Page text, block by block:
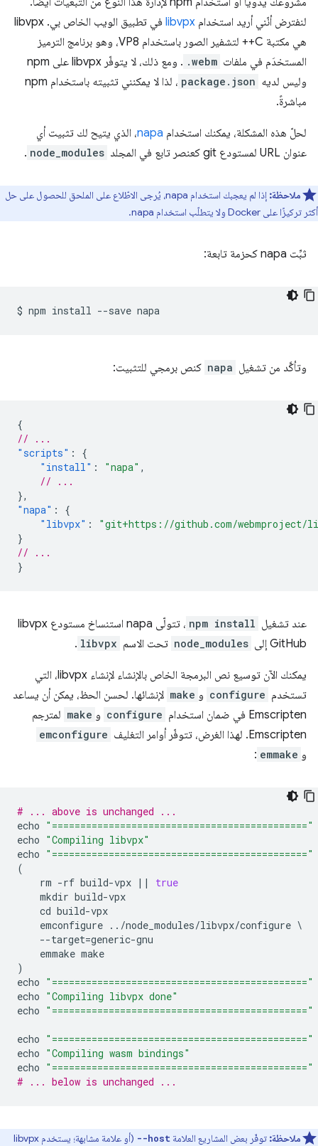
لنفترض أنّني أريد استخدام libvpx
في تطبيق الويب الخاص بي. ‏libvpx
هي مكتبة C++ لتشفير الصور باستخدام VP8، وهو برنامج الترميز
المستخدَم في ملفات .webm
. ومع ذلك، لا يتوفّر libvpx على npm
وليس لديه package.json
، لذا لا يمكنني تثبيته باستخدام npm
مباشرةً.
لحلّ هذه المشكلة، يمكنك استخدام napa، الذي يتيح لك تثبيت أي
عنوان URL لمستودع git كعنصر تابع في المجلد
node_modules
.
ملاحظة:
إذا لم يعجبك استخدام napa، يُرجى الاطّلاع على الملحق للحصول على حل
أكثر تركيزًا على Docker ولا يتطلّب استخدام napa.
ثبِّت napa كحزمة تابعة:
$ npm install --save
وتأكَّد من تشغيل napa كنص برمجي للتثبيت:
{
// ...
"scripts" :
{
"install" : "napa" ,
// ...
},
"napa" :
{
"libvpx" :
"git+https://github.com/webmproject/
}
// ...
}
عند تشغيل npm install
، تتولّى napa استنساخ مستودع libvpx
GitHub إلى
node_modules تحت الاسم libvpx
.
يمكنك الآن توسيع نص البرمجة الخاص بالإنشاء لإنشاء libvpx، التي
تستخدم configure و make لإنشائها. لحسن الحظ، يمكن أن يساعد
Emscripten في ضمان استخدام
configure و make لمترجم
Emscripten. لهذا الغرض، تتوفّر أوامر التغليف
emconfigure
و emmake
:
# ... above is unchanged ...
echo "============================================="
echo "Compiling libvpx"
echo "============================================="
(
rm -rf build-vpx ||
true
mkdir build-vpx
cd build-vpx
emconfigure .. /node_modules/libvpx/configure
--target=generic-gnu
emmake make
)
echo "============================================="
echo "Compiling libvpx done"
echo "============================================="
echo "============================================="
echo "Compiling wasm bindings"
echo "============================================="
# ... below is unchanged ...
ملاحظة: توفّر بعض المشاريع العلامة --host
(أو علامة مشابهة؛ يستخدم libvpx